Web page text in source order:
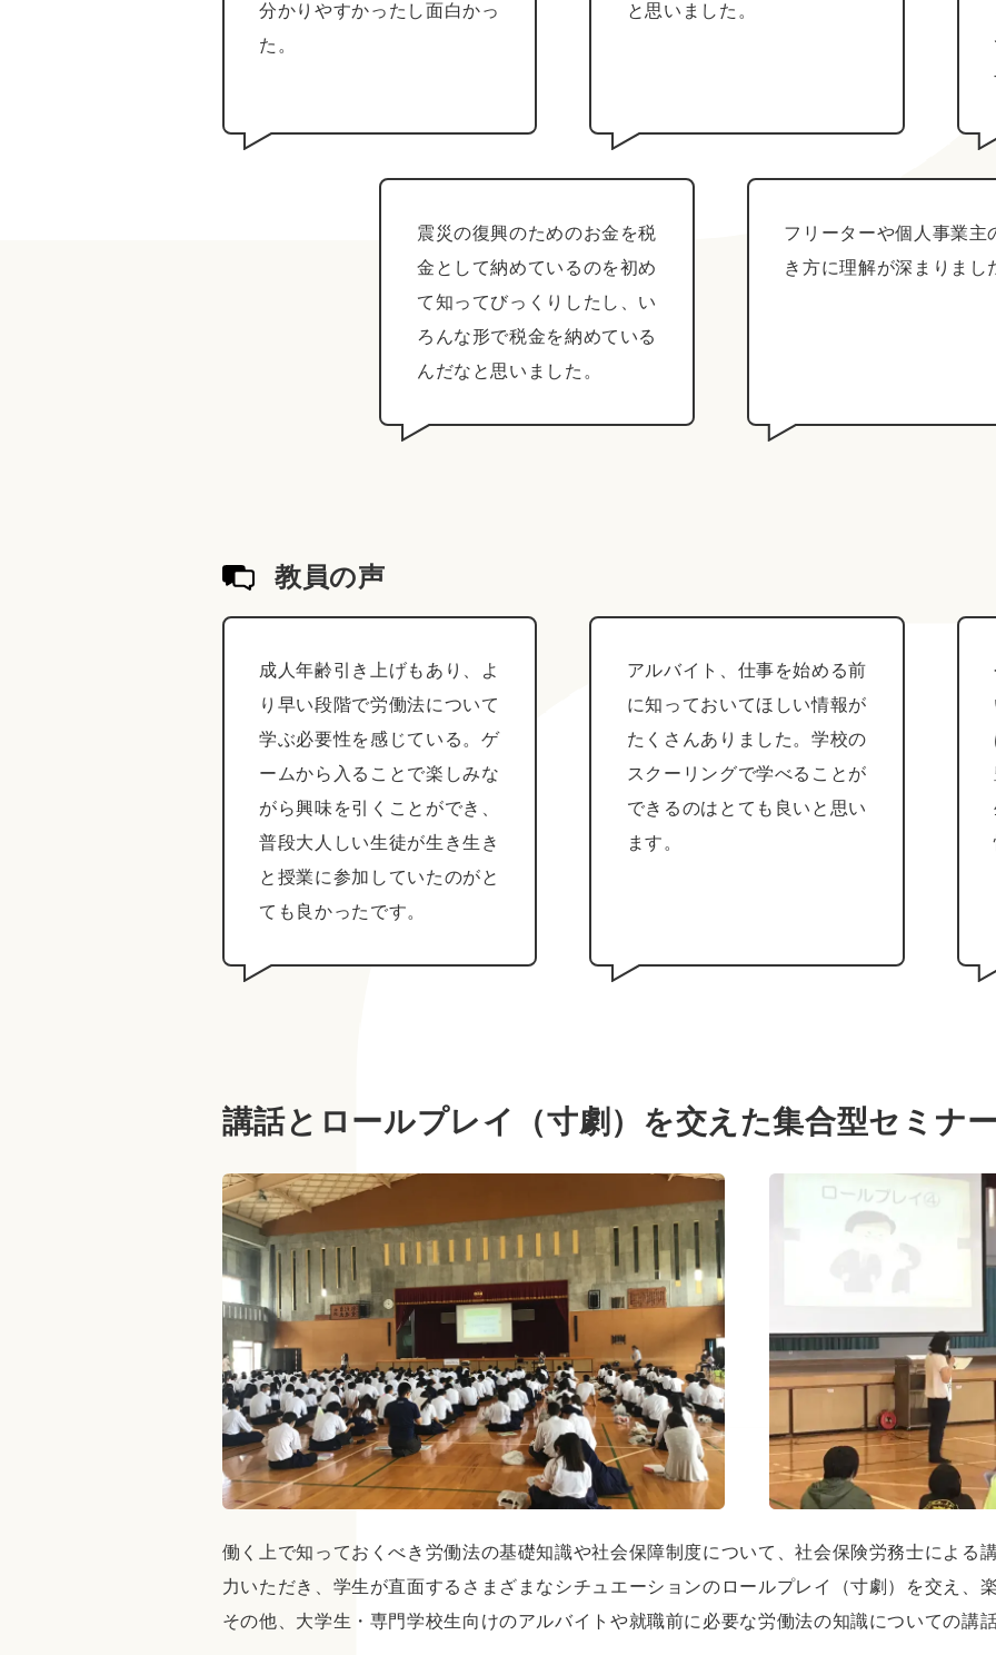
分かりやすかったし面白かっ
た。
と思いました。
震災の復興のためのお金を税
金として納めているのを初め
て知ってびっくりしたし、い
ろんな形で税金を納めている
んだなと思いました。
フリーターや個人事業主
き方に理解が深まりまし
教員の声
成人年齢引き上げもあり、よ
り早い段階で労働法について
学ぶ必要性を感じている。ゲ
ームから入ることで楽しみな
がら興味を引くことができ、
普段大人しい生徒が生き生き
と授業に参加していたのがと
ても良かったです。
アルバイト、仕事を始める前
に知っておいてほしい情報が
たくさんありました。学校の
スクーリングで学べることが
できるのはとても良いと思い
ます。
講話とロールプレイ（寸劇）を交えた集合型セミナー
働く上で知っておくべき労働法の基礎知識や社会保障制度について、社会保険労務士による
力いただき、学生が直面するさまざまなシチュエーションのロールプレイ（寸劇）を交え、
その他、大学生・専門学校生向けのアルバイトや就職前に必要な労働法の知識についての講